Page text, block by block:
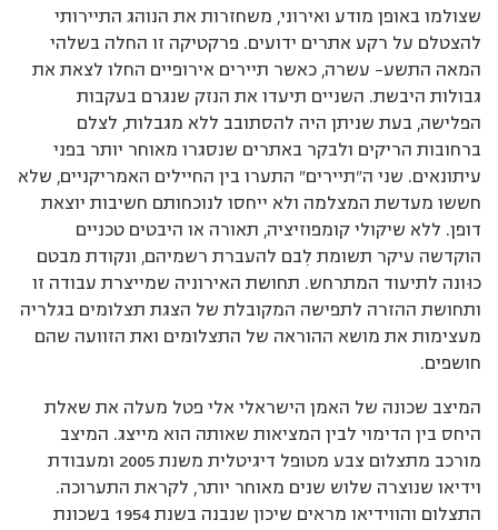
שצולמו באופן מודע ואירוני, משחזרות את הנוהג התיירותי
להצטלם על רקע אתרים ידועים. פרקטיקה זו החלה בשלהי
המאה התשע– עשרה, כאשר תיירים אירופיים החלו לצאת את
גבולות היבשת. השניים תיעדו את הנזק שנגרם בעקבות
הפלישה, בעת שניתן היה להסתובב ללא מגבלות, לצלם
ברחובות הריקים ולבקר באתרים שנסגרו מאוחר יותר בפני
עיתונאים. שני ה”תיירים” התערו בין החיילים האמריקניים, שלא
חששו מעדשת המצלמה ולא ייחסו לנוכחותם חשיבות יוצאת
דופן. ללא שיקולי קומפוזיציה, תאורה או היבטים טכניים
הוקדשה עיקר תשומת לִבם להעברת רשמיהם, ונקודת מבטם
כוּונה לתיעוד המתרחש. תחושת האירוניה שמייצרת עבודה זו
ותחושת ההזרה לתפישה המקובלת של הצגת תצלומים בגלריה
מעצימות את מושא ההוראה של התצלומים ואת הזוועה שהם
חושפים.
המיצב שכונה של האמן הישראלי אלי פטל מעלה את שאלת
היחס בין הדימוי לבין המציאות שאותה הוא מייצג. המיצב
מורכב מתצלום צבע מטופל דיגיטלית משנת 2005 ומעבודת
וידיאו שנוצרה שלוש שנים מאוחר יותר, לקראת התערוכה.
התצלום והווידיאו מראים שיכון שנבנה בשנת 1954 בשכונת